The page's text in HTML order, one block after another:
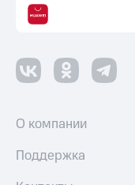
О компании
Поддержка